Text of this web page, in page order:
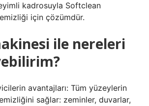
kadrosuyla Softclean
için çözümdür.
ile nereleri
avantajları: Tüm yüzeylerin
sağlar: zeminler, duvarlar,